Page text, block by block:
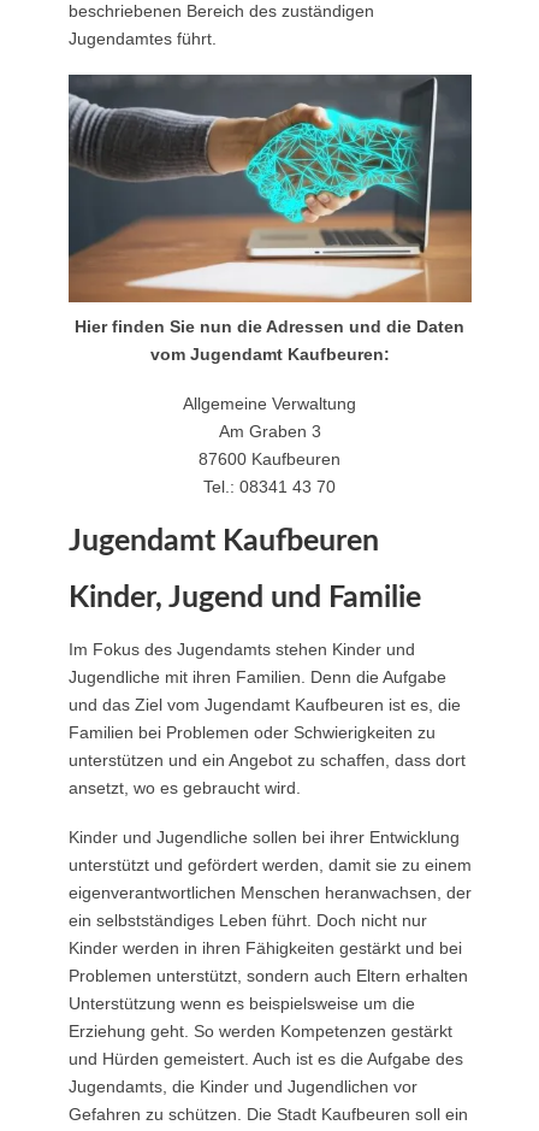
beschriebenen Bereich des zuständigen
Jugendamtes führt.
Hier finden Sie nun die Adressen und die Daten
vom Jugendamt Kaufbeuren:
Allgemeine Verwaltung
Am Graben 3
87600 Kaufbeuren
Tel.: 08341 43 70
Jugendamt Kaufbeuren
Kinder, Jugend und Familie
Im Fokus des Jugendamts stehen Kinder und
Jugendliche mit ihren Familien. Denn die Aufgabe
und das Ziel vom Jugendamt Kaufbeuren ist es, die
Familien bei Problemen oder Schwierigkeiten zu
unterstützen und ein Angebot zu schaffen, dass dort
ansetzt, wo es gebraucht wird.
Kinder und Jugendliche sollen bei ihrer Entwicklung
unterstützt und gefördert werden, damit sie zu einem
eigenverantwortlichen Menschen heranwachsen, der
ein selbstständiges Leben führt. Doch nicht nur
Kinder werden in ihren Fähigkeiten gestärkt und bei
Problemen unterstützt, sondern auch Eltern erhalten
Unterstützung wenn es beispielsweise um die
Erziehung geht. So werden Kompetenzen gestärkt
und Hürden gemeistert. Auch ist es die Aufgabe des
Jugendamts, die Kinder und Jugendlichen vor
Gefahren zu schützen. Die Stadt Kaufbeuren soll ein